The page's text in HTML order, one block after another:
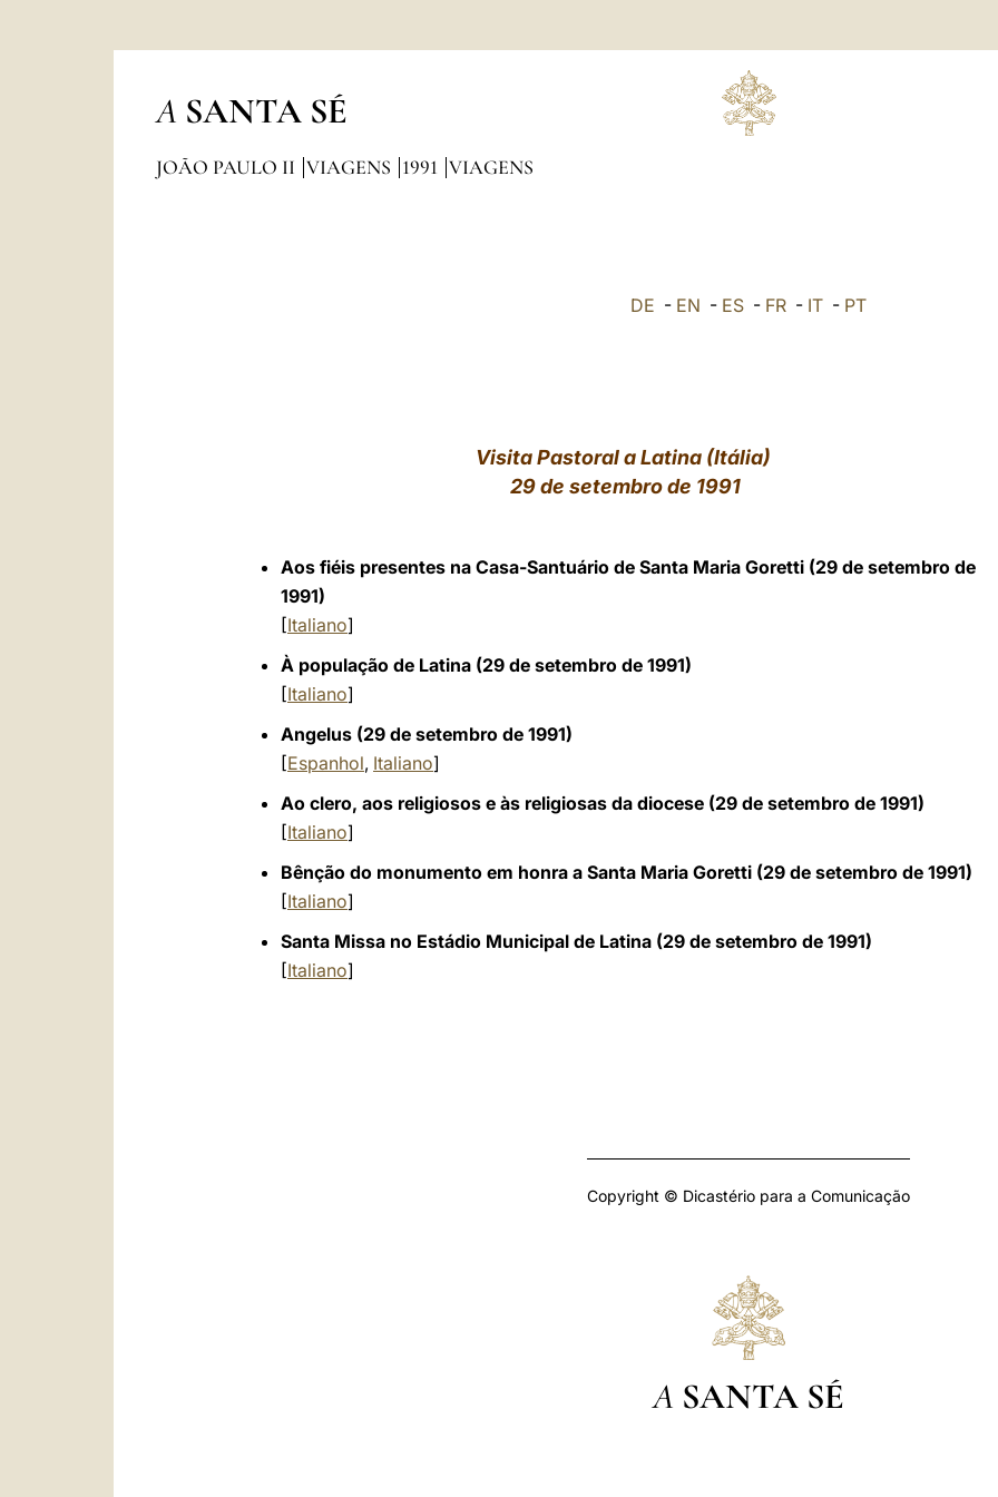
A SANTA SÉ
JOÃO PAULO II VIAGENS 1991 VIAGENS
DE - EN - ES - FR - IT - PT
Visita Pastoral a Latina (Itália)
29 de setembro de 1991
Aos fiéis presentes na Casa-Santuário de Santa Maria Goretti (29 de setembro de
1991)
[Italiano]
À população de Latina (29 de setembro de 1991)
[Italiano]
Angelus (29 de setembro de 1991)
[Espanhol, Italiano]
Ao clero, aos religiosos e às religiosas da diocese (29 de setembro de 1991)
[Italiano]
Bênção do monumento em honra a Santa Maria Goretti (29 de setembro de 1991)
[Italiano]
Santa Missa no Estádio Municipal de Latina (29 de setembro de 1991)
[Italiano]
Copyright © Dicastério para a Comunicação
A SANTA SÉ